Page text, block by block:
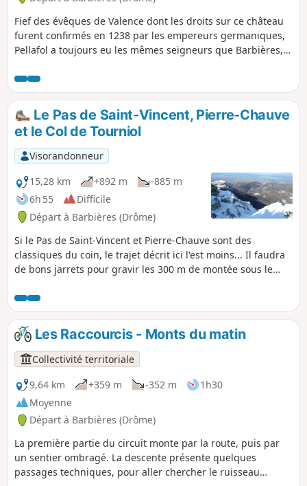
Fief des évêques de Valence dont les droits sur ce château
furent confirmés en 1238 par les empereurs germaniques,
Pellafol a toujours eu les mêmes seigneurs que Barbières,
vous fera faire le tour de ce château à Barbières, en passant
par le Col de la Sambie.
Le Pas de Saint-Vincent, Pierre-Chauve
et le Col de Tourniol
Visorandonneur
15,28 km
+892 m
-885 m
6h 55
Difficile
Départ à Barbières (Drôme)
Si le Pas de Saint-Vincent et Pierre-Chauve sont des
classiques du coin, le trajet décrit ici l'est moins... Il faudra
de bons jarrets pour gravir les 300 m de montée sous le
Pierre-Chauve, et un peu de sens de l'orientation pour
gagner Tourniol... mais quel plaisir pour les yeux !
Les Raccourcis - Monts du matin
Collectivité territoriale
9,64 km
+359 m -352 m
1h30
Moyenne
Départ à Barbières (Drôme)
La première partie du circuit monte par la route, puis par
un sentier ombragé. La descente présente quelques
passages techniques, pour aller chercher le ruisseau